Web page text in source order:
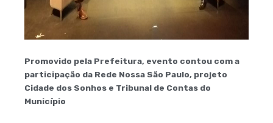
Promovido pela Prefeitura, evento contou com a
participação da Rede Nossa São Paulo, projeto
Cidade dos Sonhos e Tribunal de Contas do
Município